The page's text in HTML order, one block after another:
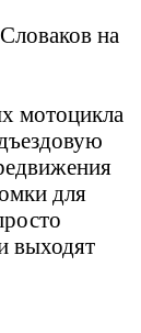
на
мотоцикла
для
выходят